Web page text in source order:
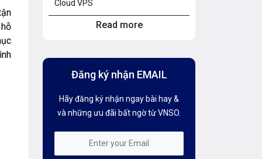
Cloud VPS
Hosting Knowledge
Hướng dẫn Tên miền
Kiến thức AI
Mỗi tuần 01 Server
Read more
Đăng ký nhận EMAIL
Hãy đăng ký nhận ngay bài hay &
và những ưu đãi bất ngờ từ VNSO.